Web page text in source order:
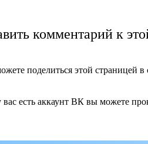
комментарий к
поделиться этой страницей
вас есть аккаунт ВК вы можете